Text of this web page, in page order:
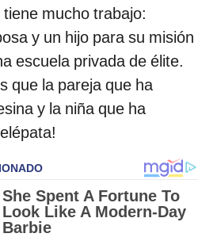
mucho trabajo:
y un hijo para su misión
escuela privada de élite.
que la pareja que ha
y la niña que ha